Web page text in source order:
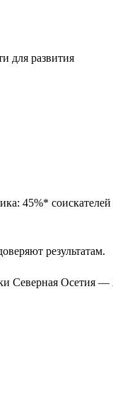
для развития
45%*
результатам.
Северная Осетия